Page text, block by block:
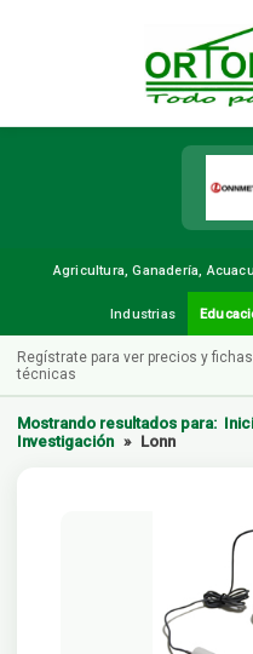
Agricultura, Ganadería,
Industrias
Regístrate para ver precios y fichas
técnicas
Mostrando resultados para:
Investigación » Lonn